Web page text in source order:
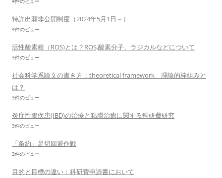
特許出願非公開制度（2024年5月1日～）
4件のビュー
活性酸素種（ROS)とは？ROS,酸素分子、ラジカルなどについて
3件のビュー
社会科学系論文の書き方：theoretical framework 理論的枠組みと
は？
3件のビュー
炎症性腸疾患(IBD)の治療と粘膜治癒に関する科研費研究
3件のビュー
「条約」足切回避作戦
3件のビュー
目的と目標の違い：科研費申請書において